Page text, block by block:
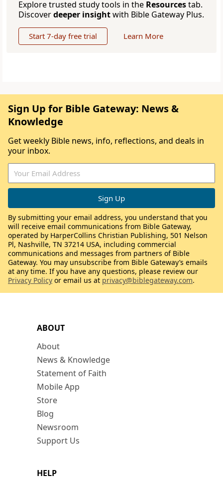
Explore trusted study tools in the Resourcestab.
Discoverdeeper insightwith Bible Gateway Plus.
Start 7-day free trial Learn More
ABOUT
About
News & Knowledge
Statement of Faith
Mobile App
Store
Blog
Newsroom
Support Us
HELP
Sign Up for Bible Gateway: News &
Knowledge
Get weekly Bible news, info, reflections, and deals in
your inbox.
By submitting your email address, you understand that you
will receive email communications from Bible Gateway,
operated by HarperCollins Christian Publishing, 501 Nelson
Pl, Nashville, TN 37214 USA, including commercial
communications and messages from partners of Bible
Gateway. You may unsubscribe from Bible Gateway’s emails
at any time. If you have any questions, please review our
Privacy Policy or email us at privacy@biblegateway.com.